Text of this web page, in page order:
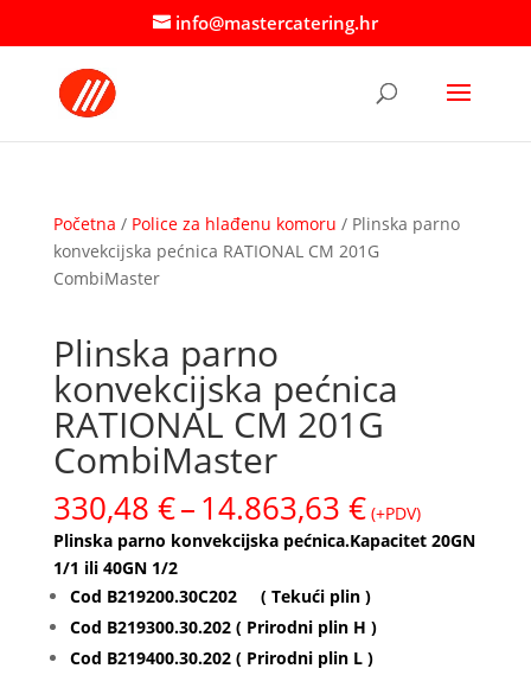
info@mastercatering.hr
Početna / Police za hlađenu komoru / Plinska parno
konvekcijska pećnica RATIONAL CM 201G
CombiMaster
Plinska parno
konvekcijska pećnica
RATIONAL CM 201G
CombiMaster
330,48 €–14.863,63 €Raspon
cijena:
od
330,48 €
do
14.863,63 €
(+PDV)
Plinska parno konvekcijska pećnica.Kapacitet 20GN
1/1 ili 40GN 1/2
Cod B219200.30C202 ( Tekući plin )
Cod B219300.30.202 ( Prirodni plin H )
Cod B219400.30.202 ( Prirodni plin L )